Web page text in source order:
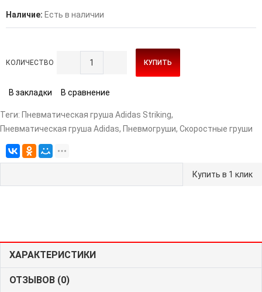
Наличие: Есть в наличии
КОЛИЧЕСТВО КУПИТЬ
В закладки В сравнение
Теги: Пневматическая груша Adidas Striking,
Пневматическая груша Adidas, Пневмогруши, Скоростные груши
Купить в 1 клик
ХАРАКТЕРИСТИКИ
ОТЗЫВОВ (0)